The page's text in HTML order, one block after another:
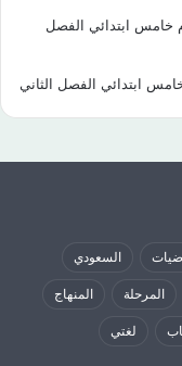
خامس ابتدائي الفصل
ابتدائي الفصل الثاني
السعودي
المرحلة المنهاج
لغتي